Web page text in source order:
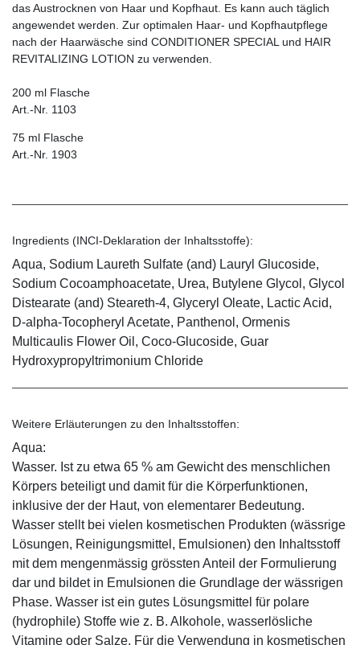
das Austrocknen von Haar und Kopfhaut. Es kann auch täglich
angewendet werden. Zur optimalen Haar- und Kopfhautpflege
nach der Haarwäsche sind CONDITIONER SPECIAL und HAIR
REVITALIZING LOTION zu verwenden.
200 ml Flasche
Art.-Nr. 1103
75 ml Flasche
Art.-Nr. 1903
Ingredients (INCI-Deklaration der Inhaltsstoffe):
Aqua, Sodium Laureth Sulfate (and) Lauryl Glucoside,
Sodium Cocoamphoacetate, Urea, Butylene Glycol, Glycol
Distearate (and) Steareth-4, Glyceryl Oleate, Lactic Acid,
D-alpha-Tocopheryl Acetate, Panthenol, Ormenis
Multicaulis Flower Oil, Coco-Glucoside, Guar
Hydroxypropyltrimonium Chloride
Weitere Erläuterungen zu den Inhaltsstoffen:
Aqua:
Wasser. Ist zu etwa 65 % am Gewicht des menschlichen
Körpers beteiligt und damit für die Körperfunktionen,
inklusive der der Haut, von elementarer Bedeutung.
Wasser stellt bei vielen kosmetischen Produkten (wässrige
Lösungen, Reinigungsmittel, Emulsionen) den Inhaltsstoff
mit dem mengenmässig grössten Anteil der Formulierung
dar und bildet in Emulsionen die Grundlage der wässrigen
Phase. Wasser ist ein gutes Lösungsmittel für polare
(hydrophile) Stoffe wie z. B. Alkohole, wasserlösliche
Vitamine oder Salze. Für die Verwendung in kosmetischen